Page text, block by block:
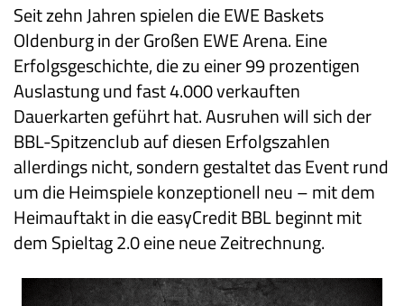
Seit zehn Jahren spielen die EWE Baskets
Oldenburg in der Großen EWE Arena. Eine
Erfolgsgeschichte, die zu einer 99 prozentigen
Auslastung und fast 4.000 verkauften
Dauerkarten geführt hat. Ausruhen will sich der
BBL-Spitzenclub auf diesen Erfolgszahlen
allerdings nicht, sondern gestaltet das Event rund
um die Heimspiele konzeptionell neu – mit dem
Heimauftakt in die easyCredit BBL beginnt mit
dem Spieltag 2.0 eine neue Zeitrechnung.